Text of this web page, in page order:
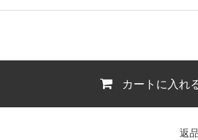
カートに入れ
返